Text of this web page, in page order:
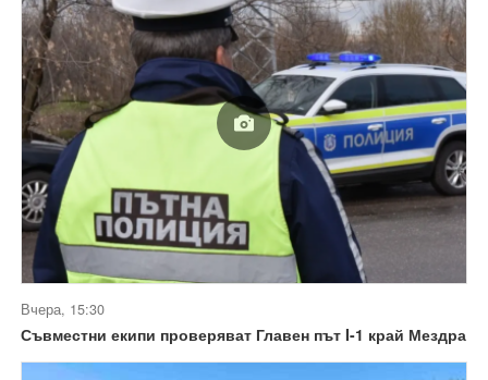
Вчера, 15:30
Съвместни екипи проверяват Главен път I-1 край Мездра